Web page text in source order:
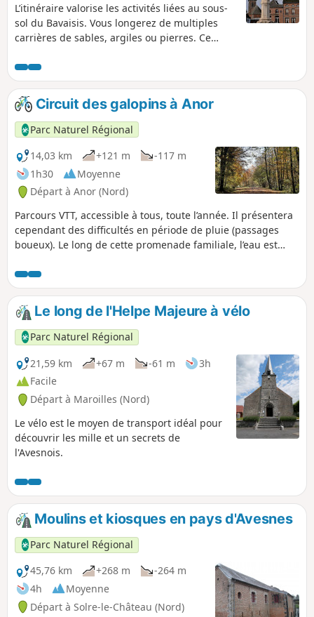
L’itinéraire valorise les activités liées au sous-
sol du Bavaisis. Vous longerez de multiples
carrières de sables, argiles ou pierres. Ce
cyclotouristes avertis.
Circuit des galopins à Anor
Parc Naturel Régional
14,03 km
+121 m
-117 m
1h30
Moyenne
Départ à Anor (Nord)
Parcours VTT, accessible à tous, toute l’année. Il présentera
cependant des difficultés en période de pluie (passages
boueux). Le long de cette promenade familiale, l’eau est
forestiers nombreux.
Le long de l'Helpe Majeure à vélo
Parc Naturel Régional
21,59 km
+67 m -61 m
3h
Facile
Départ à Maroilles (Nord)
Le vélo est le moyen de transport idéal pour
découvrir les mille et un secrets de
l'Avesnois.
Moulins et kiosques en pays d'Avesnes
Parc Naturel Régional
45,76 km
+268 m
-264 m
4h
Moyenne
Départ à Solre-le-Château (Nord)